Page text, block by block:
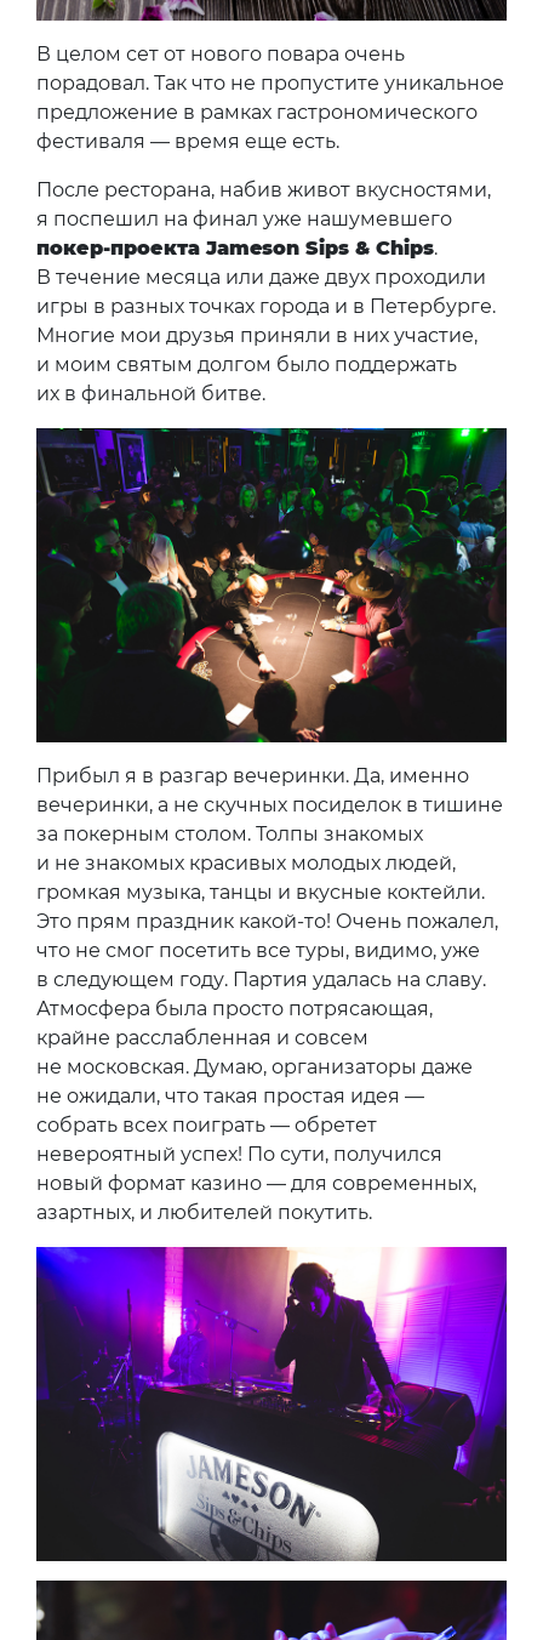
В целом сет от нового повара очень
порадовал. Так что не пропустите уникальное
предложение в рамках гастрономического
фестиваля — время еще есть.
После ресторана, набив живот вкусностями,
я поспешил на финал уже нашумевшего
покер-проекта Jameson Sips & Chips.
В течение месяца или даже двух проходили
игры в разных точках города и в Петербурге.
Многие мои друзья приняли в них участие,
и моим святым долгом было поддержать
их в финальной битве.
Прибыл я в разгар вечеринки. Да, именно
вечеринки, а не скучных посиделок в тишине
за покерным столом. Толпы знакомых
и не знакомых красивых молодых людей,
громкая музыка, танцы и вкусные коктейли.
Это прям праздник какой-то! Очень пожалел,
что не смог посетить все туры, видимо, уже
в следующем году. Партия удалась на славу.
Атмосфера была просто потрясающая,
крайне расслабленная и совсем
не московская. Думаю, организаторы даже
не ожидали, что такая простая идея —
собрать всех поиграть — обретет
невероятный успех! По сути, получился
новый формат казино — для современных,
азартных, и любителей покутить.